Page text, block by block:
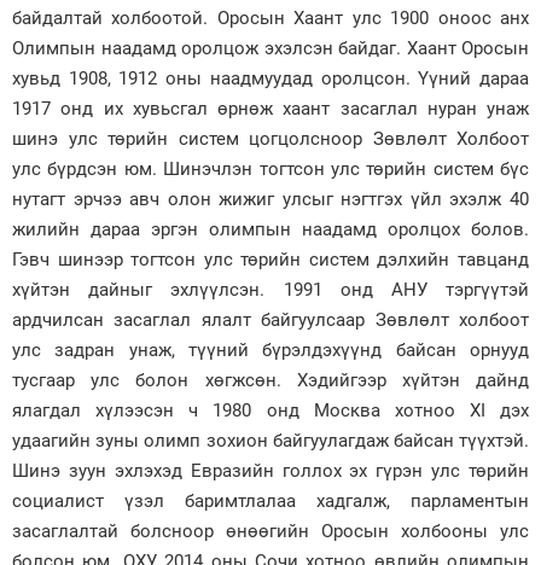
байдалтай холбоотой. Оросын Хаант улс 1900 оноос анх
Олимпын наадамд оролцож эхэлсэн байдаг. Хаант Оросын
хувьд 1908, 1912 оны наадмуудад оролцсон. Үүний дараа
1917 онд их хувьсгал өрнөж хаант засаглал нуран унаж
шинэ улс төрийн систем цогцолсноор Зөвлөлт Холбоот
улс бүрдсэн юм. Шинэчлэн тогтсон улс төрийн систем бүс
нутагт эрчээ авч олон жижиг улсыг нэгтгэх үйл эхэлж 40
жилийн дараа эргэн олимпын наадамд оролцох болов.
Гэвч шинээр тогтсон улс төрийн систем дэлхийн тавцанд
хүйтэн дайныг эхлүүлсэн. 1991 онд АНУ тэргүүтэй
ардчилсан засаглал ялалт байгуулсаар Зөвлөлт холбоот
улс задран унаж, түүний бүрэлдэхүүнд байсан орнууд
тусгаар улс болон хөгжсөн. Хэдийгээр хүйтэн дайнд
ялагдал хүлээсэн ч 1980 онд Москва хотноо XI дэх
удаагийн зуны олимп зохион байгуулагдаж байсан түүхтэй.
Шинэ зуун эхлэхэд Евразийн голлох эх гүрэн улс төрийн
социалист үзэл баримтлалаа хадгалж, парламентын
засаглалтай болсноор өнөөгийн Оросын холбооны улс